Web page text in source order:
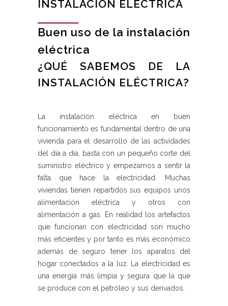
INSTALACIÓN ELÉCTRICA
Buen uso de la instalación
eléctrica
¿QUÉ SABEMOS DE LA
INSTALACIÓN ELÉCTRICA?
La instalación eléctrica en buen
funcionamiento es fundamental dentro de una
vivienda para el desarrollo de las actividades
del día a día, basta con un pequeño corte del
suministro eléctrico y empezamos a sentir la
falta que hace la electricidad. Muchas
viviendas tienen repartidos sus equipos unos
alimentación eléctrica y otros con
alimentación a gas. En realidad los artefactos
que funcionan con electricidad son mucho
más eficientes y por tanto es más económico
además de seguro tener los aparatos del
hogar conectados a la luz. La electricidad es
una energía más limpia y segura que la que
se produce con el petróleo y sus derivados.